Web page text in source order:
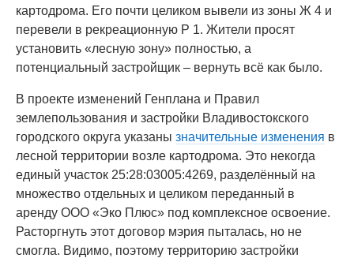
картодрома. Его почти целиком вывели из зоны Ж 4 и
перевели в рекреационную Р 1. Жители просят
установить «лесную зону» полностью, а
потенциальный застройщик – вернуть всё как было.
В проекте изменений Генплана и Правил
землепользования и застройки Владивостокского
городского округа указаны значительные изменения в
лесной территории возле картодрома. Это некогда
единый участок 25:28:03005:4269, разделённый на
множество отдельных и целиком переданный в
аренду ООО «Эко Плюс» под комплексное освоение.
Расторгнуть этот договор мэрия пыталась, но не
смогла. Видимо, поэтому территорию застройки